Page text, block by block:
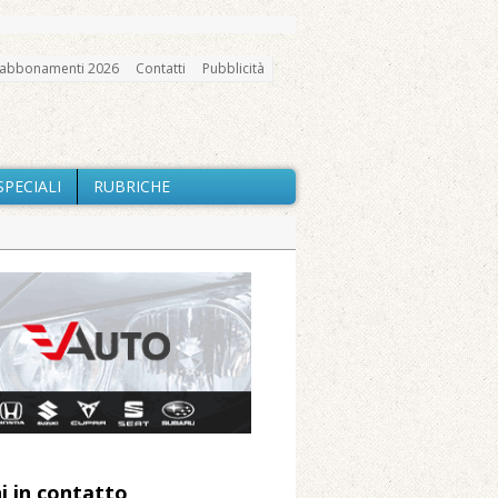
2026 Contatti Pubblicità
RUBRICHE
«Misura precauzionale e
della Pro Loco